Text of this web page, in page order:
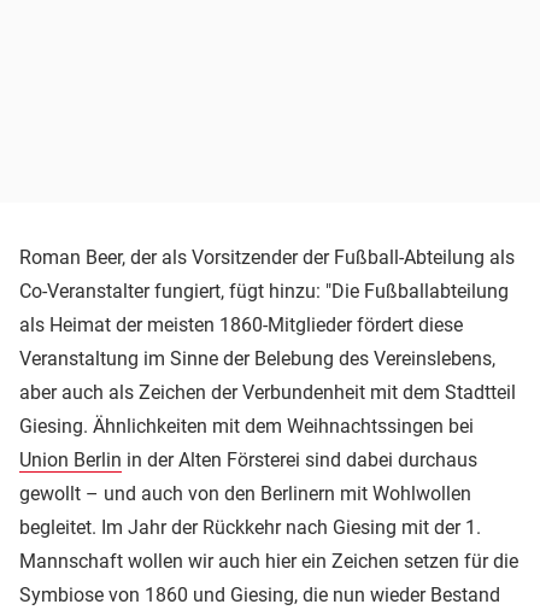
Roman Beer, der als Vorsitzender der Fußball-Abteilung als
Co-Veranstalter fungiert, fügt hinzu: "Die Fußballabteilung
als Heimat der meisten 1860-Mitglieder fördert diese
Veranstaltung im Sinne der Belebung des Vereinslebens,
aber auch als Zeichen der Verbundenheit mit dem Stadtteil
Giesing. Ähnlichkeiten mit dem Weihnachtssingen bei
Union Berlin in der Alten Försterei sind dabei durchaus
gewollt – und auch von den Berlinern mit Wohlwollen
begleitet. Im Jahr der Rückkehr nach Giesing mit der 1.
Mannschaft wollen wir auch hier ein Zeichen setzen für die
Symbiose von 1860 und Giesing, die nun wieder Bestand